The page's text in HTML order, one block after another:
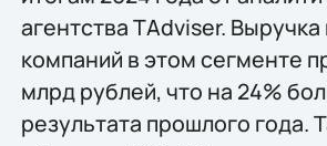
агентства TAdviser. Выручка
компаний в этом сегменте
млрд рублей, что на 24%
результата прошлого года.